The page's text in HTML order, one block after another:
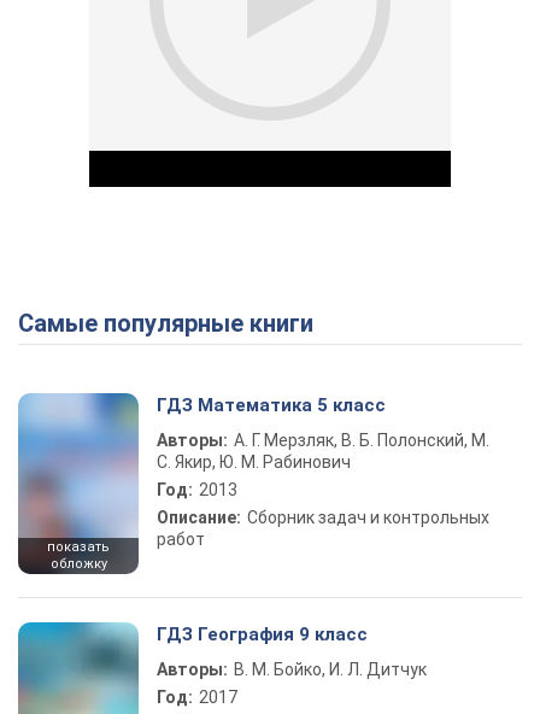
Play Video
Самые популярные книги
показать
обложку
ГДЗ Математика 5 класс
Авторы: А. Г. Мерзляк, В. Б. Полонский, М.
С. Якир, Ю. М. Рабинович
Год: 2013
Описание: Сборник задач и контрольных
работ
ГДЗ География 9 класс
Авторы: В. М. Бойко, И. Л. Дитчук
Год: 2017